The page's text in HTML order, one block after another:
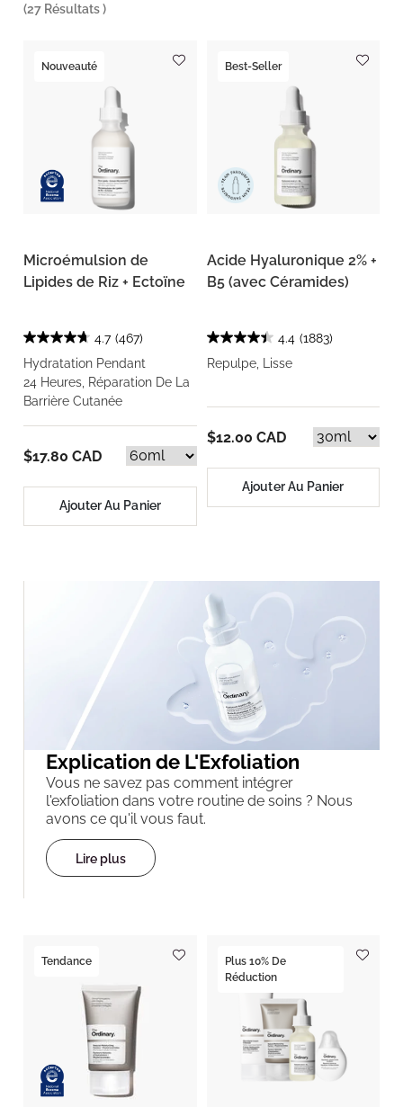
(27 Résultats )
Nouveauté
Microémulsion de
Lipides de Riz + Ectoïne
4.7 (467)
Hydratation Pendant
24 Heures, Réparation De La
Barrière Cutanée
$17.80 CAD
Ajouter Au Panier
Best-Seller
Acide Hyaluronique 2% +
B5 (avec Céramides)
4.4 (1883)
Repulpe, Lisse
$12.00 CAD
Ajouter Au Panier
Explication de L'Exfoliation
Vous ne savez pas comment intégrer
l'exfoliation dans votre routine de soins ? Nous
avons ce qu'il vous faut.
Lire plus
Tendance
Plus 10% De
Réduction